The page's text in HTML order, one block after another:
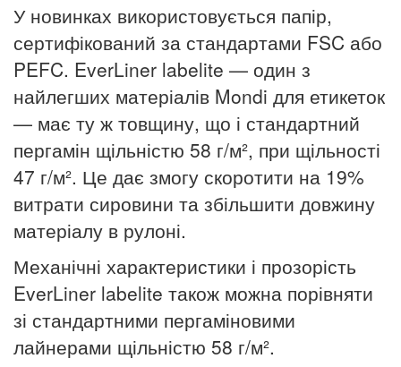
У новинках використовується папір,
сертифікований за стандартами FSC або
PEFC. EverLiner labelite — один з
найлегших матеріалів Mondi для етикеток
— має ту ж товщину, що і стандартний
пергамін щільністю 58 г/м², при щільності
47 г/м². Це дає змогу скоротити на 19%
витрати сировини та збільшити довжину
матеріалу в рулоні.
Механічні характеристики і прозорість
EverLiner labelite також можна порівняти
зі стандартними пергаміновими
лайнерами щільністю 58 г/м².